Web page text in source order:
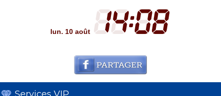
lun. 10 août